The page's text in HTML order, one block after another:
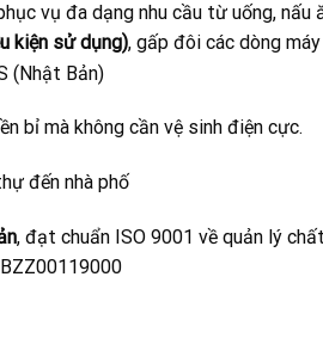
vụ đa dạng nhu cầu từ uống, nấu
kiện sử dụng), gấp đôi các dòng
(Nhật Bản)
bỉ mà không cần vệ sinh điện cực.
đến nhà phố
, đạt chuẩn ISO 9001 về quản lý